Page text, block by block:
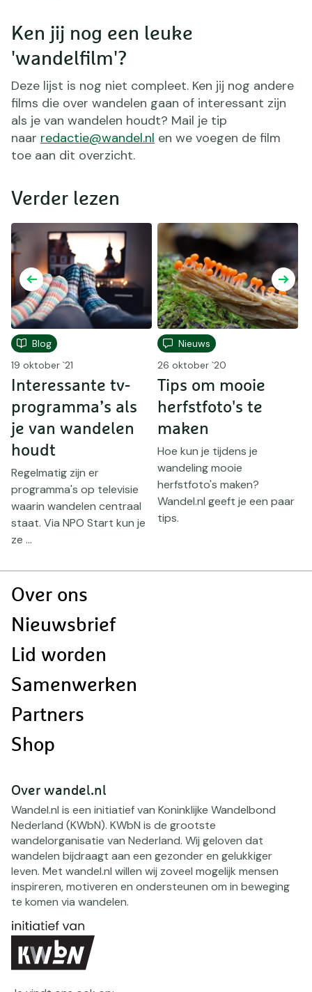
Ken jij nog een leuke
'wandelfilm'?
Deze lijst is nog niet compleet. Ken jij nog andere
films die over wandelen gaan of interessant zijn
als je van wandelen houdt? Mail je tip
naar redactie@wandel.nl en we voegen de film
toe aan dit overzicht.
Verder lezen
Blog
19 oktober `21
Interessante tv-
programma’s als
je van wandelen
houdt
Regelmatig zijn er
programma's op televisie
waarin wandelen centraal
staat. Via NPO Start kun je
ze ...
Nieuws
26 oktober `20
Tips om mooie
herfstfoto's te
maken
Hoe kun je tijdens je
wandeling mooie
herfstfoto's maken?
Wandel.nl geeft je een paar
tips.
Doormat
Over ons
Nieuwsbrief
Lid worden
Samenwerken
Partners
Shop
Over wandel.nl
Wandel.nl is een initiatief van Koninklijke Wandelbond
Nederland (KWbN). KWbN is de grootste
wandelorganisatie van Nederland. Wij geloven dat
wandelen bijdraagt aan een gezonder en gelukkiger
leven. Met wandel.nl willen wij zoveel mogelijk mensen
inspireren, motiveren en ondersteunen om in beweging
te komen via wandelen.